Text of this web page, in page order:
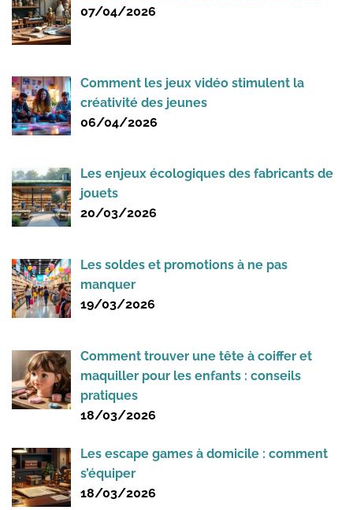
07/04/2026
Comment les jeux vidéo stimulent la
créativité des jeunes
06/04/2026
Les enjeux écologiques des fabricants de
jouets
20/03/2026
Les soldes et promotions à ne pas
manquer
19/03/2026
Comment trouver une tête à coiffer et
maquiller pour les enfants : conseils
pratiques
18/03/2026
Les escape games à domicile : comment
s’équiper
18/03/2026